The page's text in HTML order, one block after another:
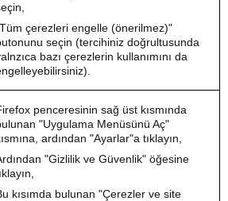
çerezleri engelle (önerilmez)"
seçin (tercihiniz doğrultusunda
bazı çerezlerin kullanımını da
penceresinin sağ üst kısmında
"Uygulama Menüsünü Aç"
ardından "Ayarlar"a tıklayın,
"Gizlilik ve Güvenlik" öğesine
kısımda bulunan "Çerezler ve site